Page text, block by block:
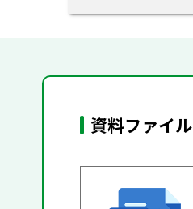
資料ファイル